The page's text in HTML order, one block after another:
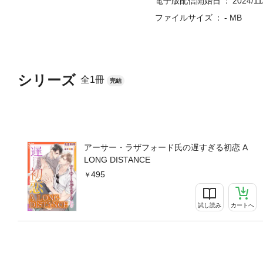
シリーズ 全1冊 完結
アーサー・ラザフォード氏の遅すぎる初恋 A
LONG DISTANCE
495
試し読み カートへ
ファイルサイズ
- MB